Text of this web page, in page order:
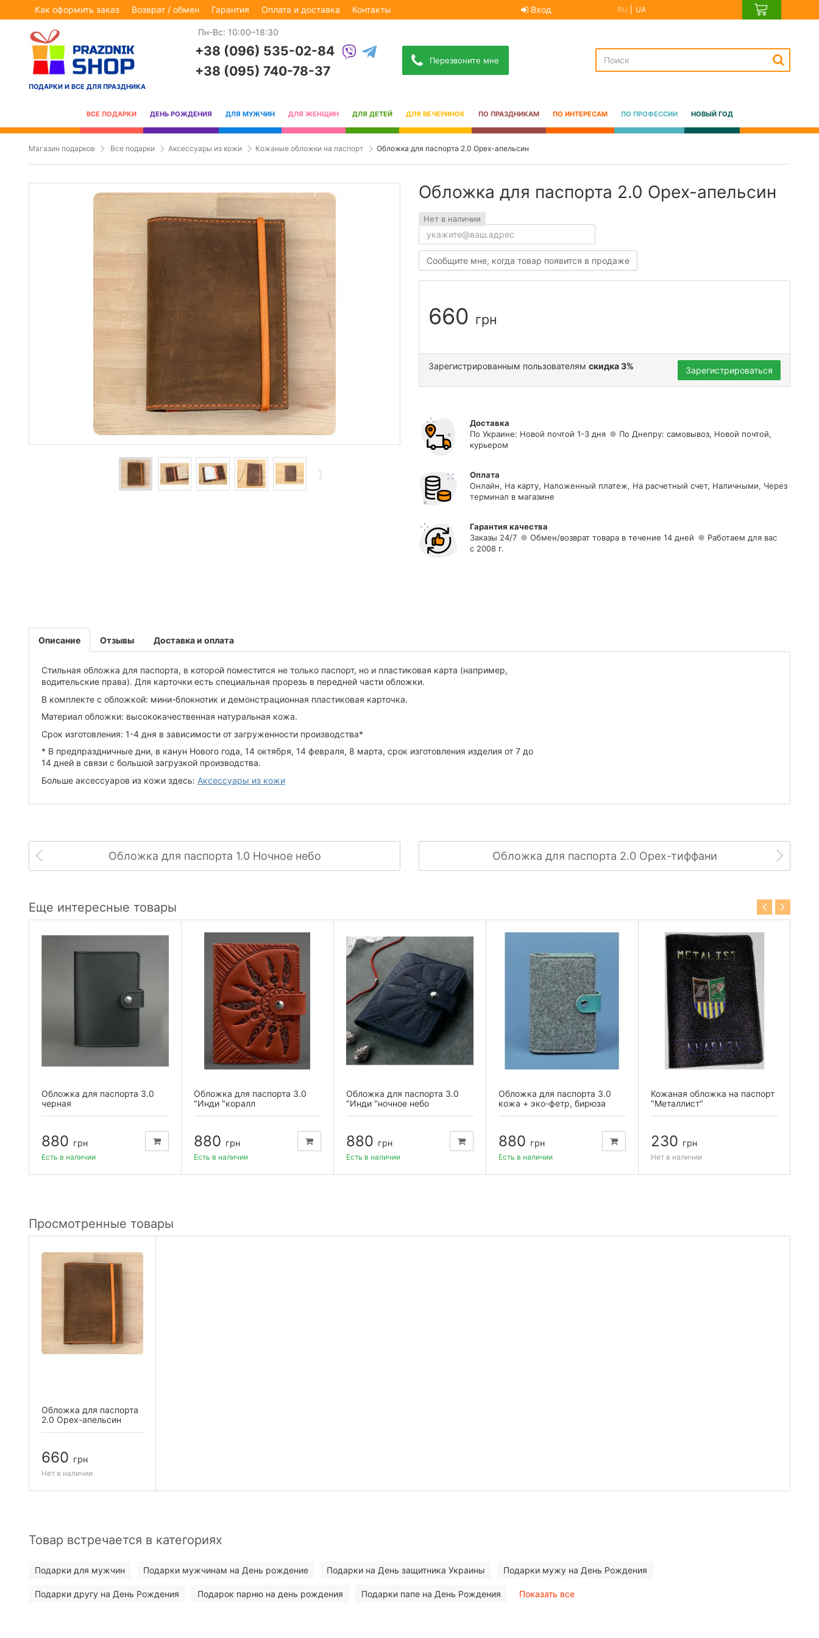
Как оформить заказ Возврат / обмен Гарантия Оплата и доставка Контакты Вход RU UA
ПОДАРКИ И ВСЕ ДЛЯ ПРАЗДНИКА
Пн-Вс: 10:00–18:30
+38 (096) 535-02-84
+38 (095) 740-78-37
Перезвоните мне
ВСЕ ПОДАРКИ ДЕНЬ РОЖДЕНИЯ ДЛЯ МУЖЧИН ДЛЯ ЖЕНЩИН ДЛЯ ДЕТЕЙ ДЛЯ ВЕЧЕРИНОК ПО ПРАЗДНИКАМ ПО ИНТЕРЕСАМ ПО ПРОФЕССИИ НОВЫЙ ГОД
Магазин подарков Все подарки Аксессуары из кожи Кожаные обложки на паспорт Обложка для паспорта 2.0 Орех-апельсин
Обложка для паспорта 2.0 Орех-апельсин
Нет в наличии
Сообщите мне, когда товар появится в продаже
660 грн
Зарегистрированным пользователям скидка 3% Зарегистрироваться
Доставка
По Украине: Новой почтой 1-3 дня
По Днепру: самовывоз, Новой почтой,
курьером
Оплата
Онлайн, На карту, Наложенный платеж, На расчетный счет, Наличными, Через
терминал в магазине
Гарантия качества
Заказы 24/7
Обмен/возврат товара в течение 14 дней
Работаем для вас
с 2008 г.
Описание
Стильная обложка для паспорта, в которой поместится не только паспорт, но и пластиковая карта (например,
водительские права). Для карточки есть специальная прорезь в передней части обложки.
В комплекте с обложкой: мини-блокнотик и демонстрационная пластиковая карточка.
Материал обложки: высококачественная натуральная кожа.
Срок изготовления: 1-4 дня в зависимости от загруженности производства*
* В предпраздничные дни, в канун Нового года, 14 октября, 14 февраля, 8 марта, срок изготовления изделия от 7 до
14 дней в связи с большой загрузкой производства.
Больше аксессуаров из кожи здесь: Аксессуары из кожи
Отзывы Доставка и оплата
Обложка для паспорта 1.0 Ночное небо Обложка для паспорта 2.0 Орех-тиффани
Еще интересные товары
Обложка для паспорта 3.0
черная
880 грн
Есть в наличии
Обложка для паспорта 3.0
"Инди "коралл
880 грн
Есть в наличии
Обложка для паспорта 3.0
"Инди "ночное небо
880 грн
Есть в наличии
Обложка для паспорта 3.0
кожа + эко-фетр, бирюза
880 грн
Есть в наличии
Кожаная обложка на паспорт
"Металлист"
230 грн
Нет в наличии
Просмотренные товары
Обложка для паспорта
2.0 Орех-апельсин
660 грн
Нет в наличии
Товар встречается в категориях
Подарки для мужчин Подарки мужчинам на День рождение Подарки на День защитника Украины Подарки мужу на День Рождения
Подарки другу на День Рождения Подарок парню на день рождения Подарки папе на День Рождения Показать все